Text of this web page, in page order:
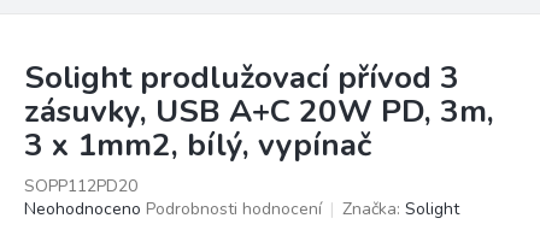
Solight prodlužovací přívod 3
zásuvky, USB A+C 20W PD, 3m,
3 x 1mm2, bílý, vypínač
SOPP112PD20
Průměrné
Neohodnoceno Podrobnosti hodnocení Značka: Solight